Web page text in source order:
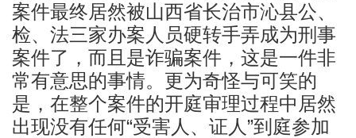
案件最终居然被山西省长治市沁县公、
检、法三家办案人员硬转手弄成为刑事
案件了，而且是诈骗案件，这是一件非
常有意思的事情。更为奇怪与可笑的
是，在整个案件的开庭审理过程中居然
出现没有任何“受害人、证人”到庭参加